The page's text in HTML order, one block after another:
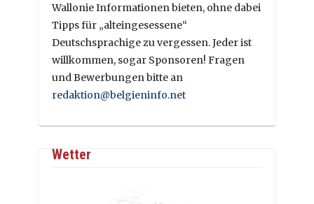
Wallonie Informationen bieten, ohne dabei
Tipps für „alteingesessene“
Deutschsprachige zu vergessen. Jeder ist
willkommen, sogar Sponsoren! Fragen
und Bewerbungen bitte an
redaktion@belgieninfo.net
Wetter